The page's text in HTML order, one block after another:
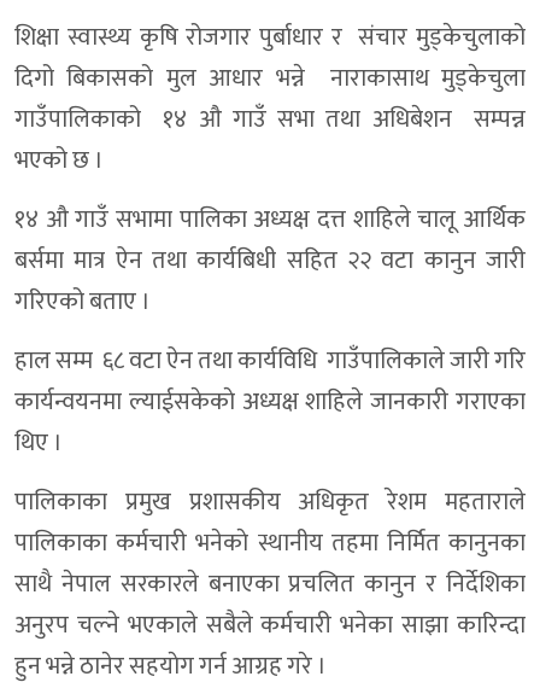
शिक्षा स्वास्थ्य कृषि रोजगार पुर्बाधार र संचार मुड्केचुलाको
दिगो बिकासको मुल आधार भन्ने नाराकासाथ मुड्केचुला
गाउँपालिकाको १४ औ गाउँ सभा तथा अधिबेशन सम्पन्न
भएको छ ।
१४ औ गाउँ सभामा पालिका अध्यक्ष दत्त शाहिले चालू आर्थिक
बर्समा मात्र ऐन तथा कार्यबिधी सहित २२ वटा कानुन जारी
गरिएको बताए ।
हाल सम्म ६८ वटा ऐन तथा कार्यविधि गाउँपालिकाले जारी गरि
कार्यन्वयनमा ल्याईसकेकाे अध्यक्ष शाहिले जानकारी गराएका
थिए ।
पालिकाका प्रमुख प्रशासकीय अधिकृत रेशम महताराले
पालिकाका कर्मचारी भनेकाे स्थानीय तहमा निर्मित कानुनका
साथै नेपाल सरकारले बनाएका प्रचलित कानुन र निर्देशिका
अनुरप चल्ने भएकाले सबैले कर्मचारी भनेका साझा कारिन्दा
हुन भन्ने ठानेर सहयाेग गर्न आग्रह गरे ।